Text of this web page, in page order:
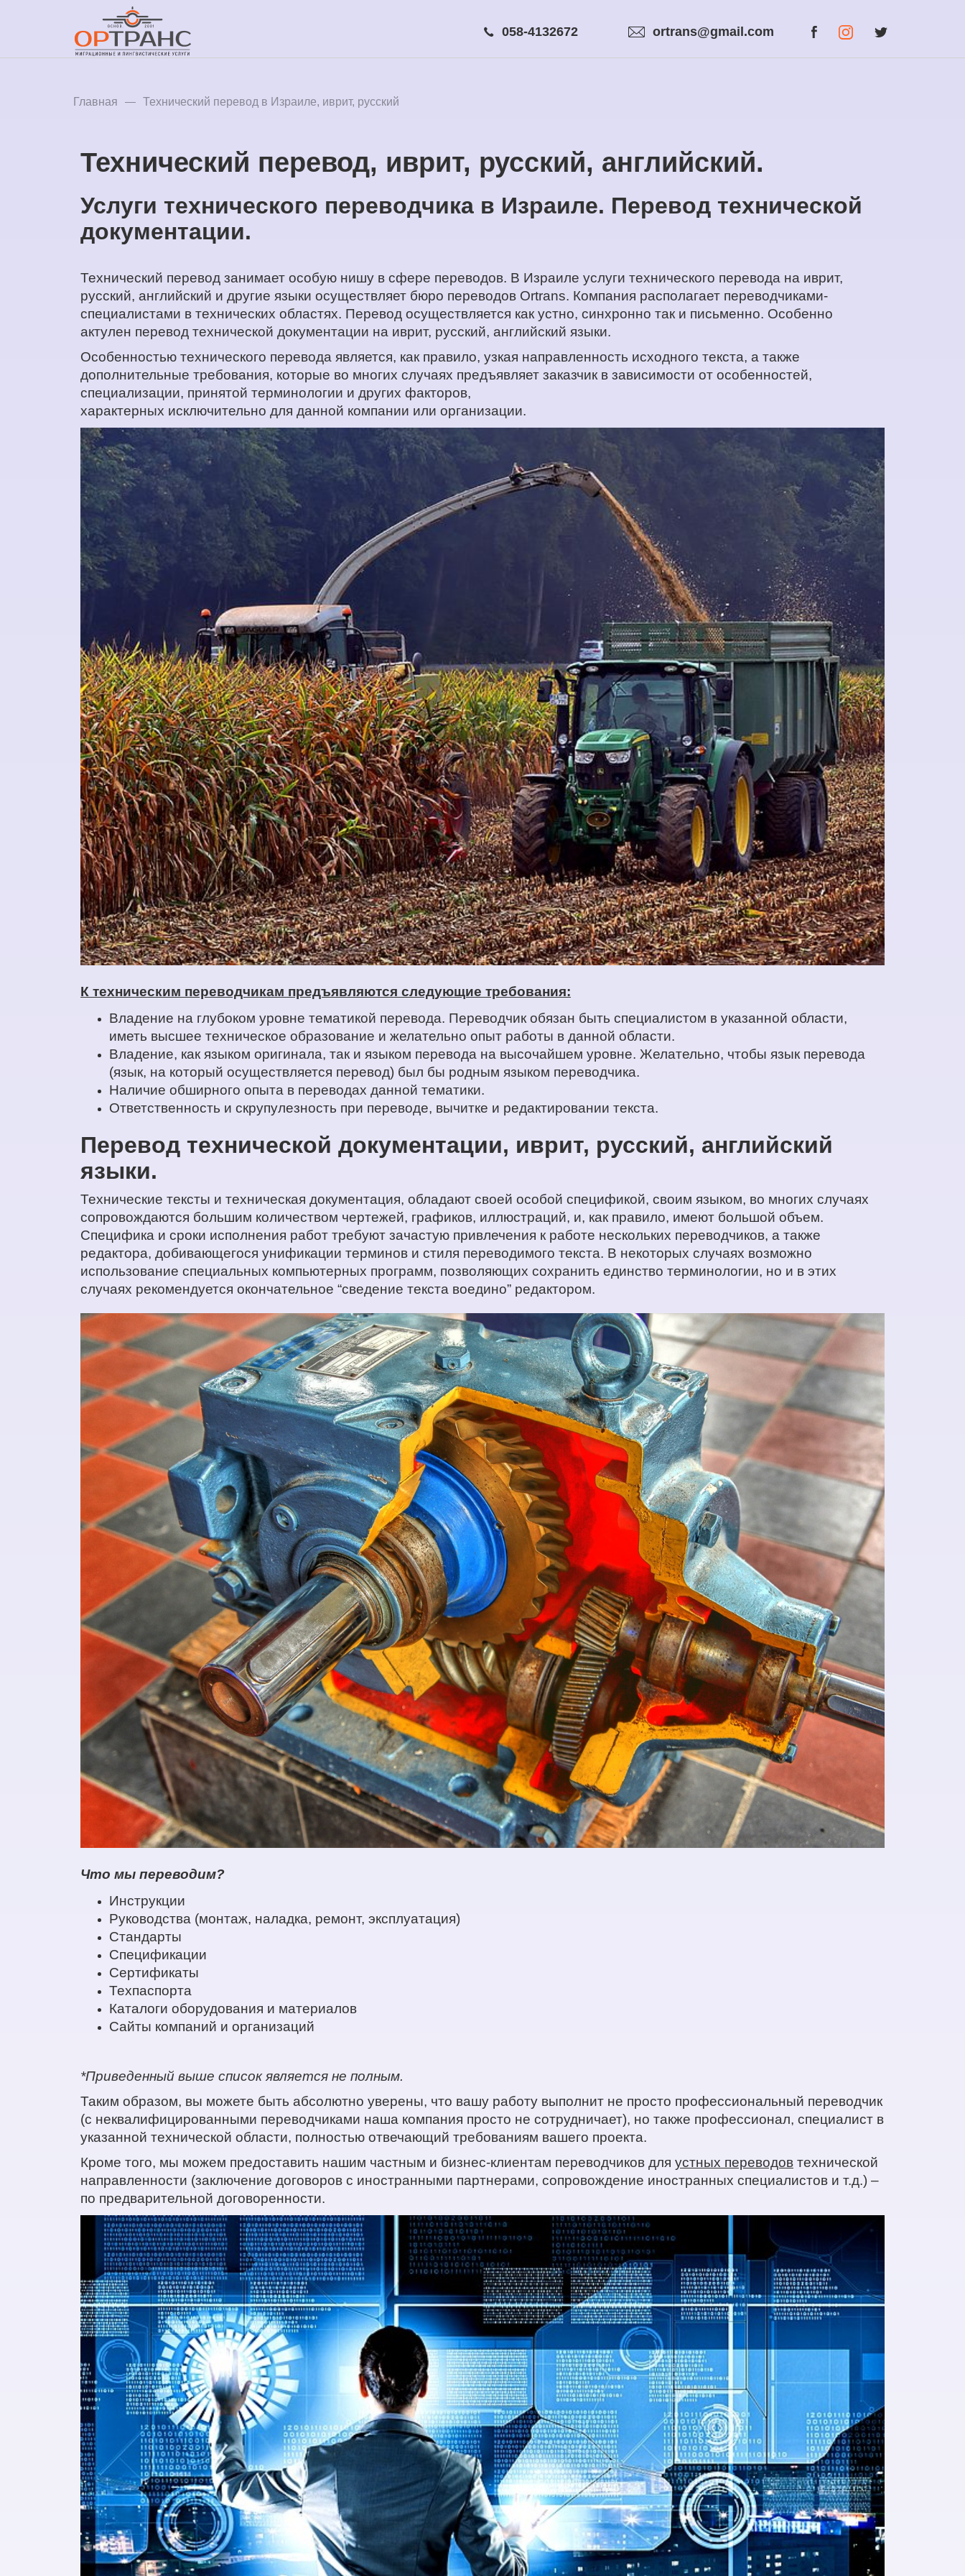
058-4132672 ortrans@gmail.com
Главная Технический перевод в Израиле, иврит, русский
Технический перевод, иврит, русский, английский.
Услуги технического переводчика в Израиле. Перевод технической
документации.
Технический перевод занимает особую нишу в сфере переводов. В Израиле услуги технического перевода на иврит,
русский, английский и другие языки осуществляет бюро переводов Ortrans. Компания располагает переводчиками-
специалистами в технических областях. Перевод осуществляется как устно, синхронно так и письменно. Особенно
актулен перевод технической документации на иврит, русский, английский языки.
Особенностью технического перевода является, как правило, узкая направленность исходного текста, а также
дополнительные требования, которые во многих случаях предъявляет заказчик в зависимости от особенностей,
специализации, принятой терминологии и других факторов,
характерных исключительно для данной компании или организации.
К техническим переводчикам предъявляются следующие требования:
Владение на глубоком уровне тематикой перевода. Переводчик обязан быть специалистом в указанной области,
иметь высшее техническое образование и желательно опыт работы в данной области.
Владение, как языком оригинала, так и языком перевода на высочайшем уровне. Желательно, чтобы язык перевода
(язык, на который осуществляется перевод) был бы родным языком переводчика.
Наличие обширного опыта в переводах данной тематики.
Ответственность и скрупулезность при переводе, вычитке и редактировании текста.
Перевод технической документации, иврит, русский, английский
языки.
Технические тексты и техническая документация, обладают своей особой спецификой, своим языком, во многих случаях
сопровождаются большим количеством чертежей, графиков, иллюстраций, и, как правило, имеют большой объем.
Специфика и сроки исполнения работ требуют зачастую привлечения к работе нескольких переводчиков, а также
редактора, добивающегося унификации терминов и стиля переводимого текста. В некоторых случаях возможно
использование специальных компьютерных программ, позволяющих сохранить единство терминологии, но и в этих
случаях рекомендуется окончательное “сведение текста воедино” редактором.
Что мы переводим?
Инструкции
Руководства (монтаж, наладка, ремонт, эксплуатация)
Стандарты
Спецификации
Сертификаты
Техпаспорта
Каталоги оборудования и материалов
Сайты компаний и организаций
*Приведенный выше список является не полным.
Таким образом, вы можете быть абсолютно уверены, что вашу работу выполнит не просто профессиональный переводчик
(с неквалифицированными переводчиками наша компания просто не сотрудничает), но также профессионал, специалист в
указанной технической области, полностью отвечающий требованиям вашего проекта.
Кроме того, мы можем предоставить нашим частным и бизнес-клиентам переводчиков для устных переводов технической
направленности (заключение договоров с иностранными партнерами, сопровождение иностранных специалистов и т.д.) –
по предварительной договоренности.